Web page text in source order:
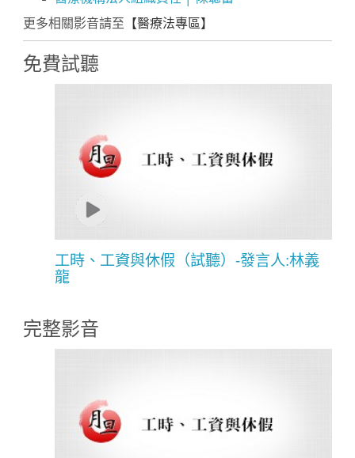
更多相關影音請至 【醫療法專區】
免費試聽
工時、工資與休假（試聽）-發言人:林義
龍
完整影音